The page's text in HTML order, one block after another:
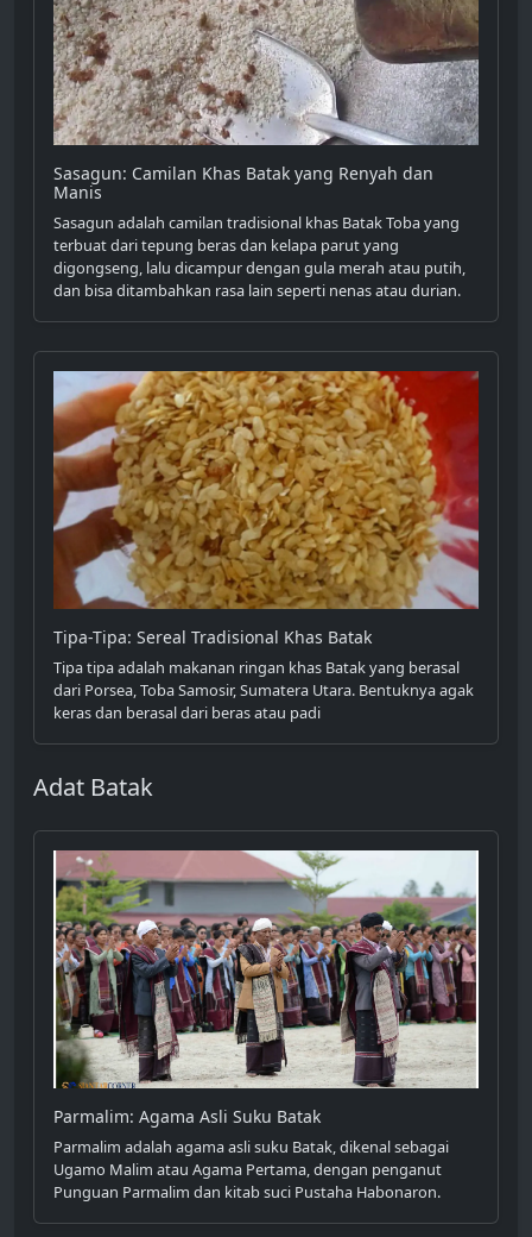
Sasagun: Camilan Khas Batak yang Renyah dan
Manis
Sasagun adalah camilan tradisional khas Batak Toba yang
terbuat dari tepung beras dan kelapa parut yang
digongseng, lalu dicampur dengan gula merah atau putih,
dan bisa ditambahkan rasa lain seperti nenas atau durian.
Tipa-Tipa: Sereal Tradisional Khas Batak
Tipa tipa adalah makanan ringan khas Batak yang berasal
dari Porsea, Toba Samosir, Sumatera Utara. Bentuknya agak
keras dan berasal dari beras atau padi
Adat Batak
Parmalim: Agama Asli Suku Batak
Parmalim adalah agama asli suku Batak, dikenal sebagai
Ugamo Malim atau Agama Pertama, dengan penganut
Punguan Parmalim dan kitab suci Pustaha Habonaron.